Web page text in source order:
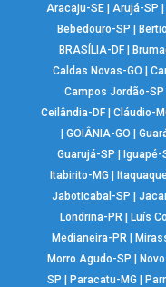
Aracaju-SE | Arujá-SP
Bebedouro-SP |
BRASÍLIA-DF|
Caldas Novas-GO |
Campos Jordão-SP
Ceilândia-DF| Cláudio-
| GOIÂNIA-GO |
Guarujá-SP | Iguapé-
Itabirito-MG |
Jaboticabal-SP |
Londrina-PR | Luís
Medianeira-PR |
Morro Agudo-SP |
SP |Paracatu-MG |